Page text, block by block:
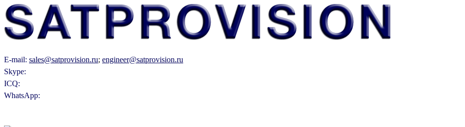
E-mail: sales@satprovision.ru; engineer@satprovision.ru
Skype:
ICQ:
WhatsApp: